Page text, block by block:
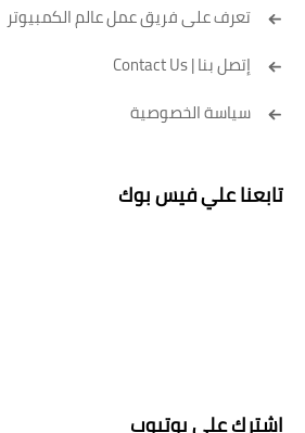
تعرف على فريق عمل عالم الكمبيوتر
إتصل بنا | Contact Us
سياسة الخصوصية
تابعنا علي فيس بوك
اشترك علي يوتيوب